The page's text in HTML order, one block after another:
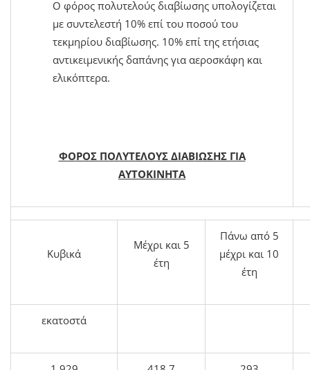
Ο φόρος πολυτελούς διαβίωσης υπολογίζεται
με συντελεστή 10% επί του ποσού του
τεκμηρίου διαβίωσης. 10% επί της ετήσιας
αντικειμενικής δαπάνης για αεροσκάφη και
ελικόπτερα.
ΦΟΡΟΣ ΠΟΛΥΤΕΛΟΥΣ ΔΙΑΒΙΩΣΗΣ ΓΙΑ
ΑΥΤΟΚΙΝΗΤΑ
Κυβικά
Μέχρι και 5
έτη
Πάνω από 5
μέχρι και 10
έτη
εκατοστά